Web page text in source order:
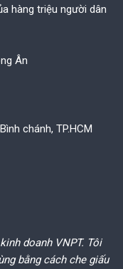
hàng triệu người dân
Ân
chánh, TP.HCM
doanh VNPT. Tôi
bằng cách che giấu